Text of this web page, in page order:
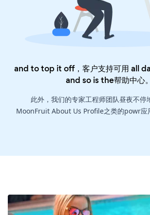
and to top it off，客户支持可用 all
and so is the帮助中心。
此外，我们的专家工程师团队昼夜不停
MoonFruit About Us Profile之类的powr应